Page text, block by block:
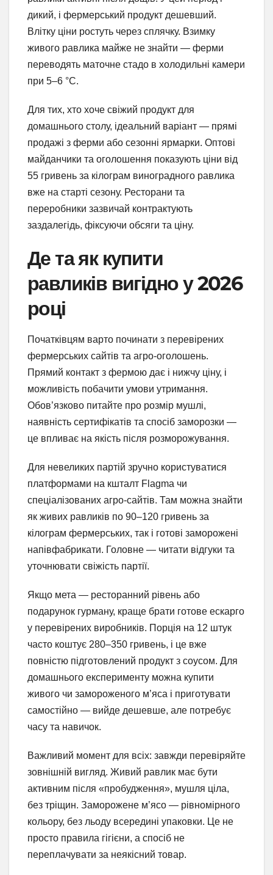
дикий, і фермерський продукт дешевший.
Влітку ціни ростуть через сплячку. Взимку
живого равлика майже не знайти — ферми
переводять маточне стадо в холодильні камери
при 5–6 °C.
Для тих, хто хоче свіжий продукт для
домашнього столу, ідеальний варіант — прямі
продажі з ферми або сезонні ярмарки. Оптові
майданчики та оголошення показують ціни від
55 гривень за кілограм виноградного равлика
вже на старті сезону. Ресторани та
переробники зазвичай контрактують
заздалегідь, фіксуючи обсяги та ціну.
Де та як купити
равликів вигідно у 2026
році
Початківцям варто починати з перевірених
фермерських сайтів та агро-оголошень.
Прямий контакт з фермою дає і нижчу ціну, і
можливість побачити умови утримання.
Обов’язково питайте про розмір мушлі,
наявність сертифікатів та спосіб заморозки —
це впливає на якість після розморожування.
Для невеликих партій зручно користуватися
платформами на кшталт Flagma чи
спеціалізованих агро-сайтів. Там можна знайти
як живих равликів по 90–120 гривень за
кілограм фермерських, так і готові заморожені
напівфабрикати. Головне — читати відгуки та
уточнювати свіжість партії.
Якщо мета — ресторанний рівень або
подарунок гурману, краще брати готове ескарго
у перевірених виробників. Порція на 12 штук
часто коштує 280–350 гривень, і це вже
повністю підготовлений продукт з соусом. Для
домашнього експерименту можна купити
живого чи замороженого м’яса і приготувати
самостійно — вийде дешевше, але потребує
часу та навичок.
Важливий момент для всіх: завжди перевіряйте
зовнішній вигляд. Живий равлик має бути
активним після «пробудження», мушля ціла,
без тріщин. Заморожене м’ясо — рівномірного
кольору, без льоду всередині упаковки. Це не
просто правила гігієни, а спосіб не
переплачувати за неякісний товар.